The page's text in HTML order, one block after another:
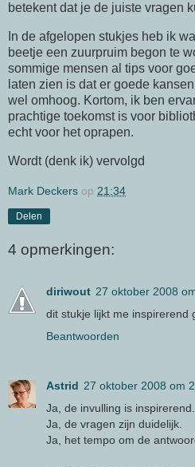
betekent dat je de juiste vragen
In de afgelopen stukjes heb ik
beetje een zuurpruim begon te
sommige mensen al tips voor
laten zien is dat er goede
wel omhoog. Kortom, ik ben
prachtige toekomst is voor
echt voor het oprapen.
Wordt (denk ik) vervolgd
Mark Deckers op 21:34
Delen
4 opmerkingen:
diriwout 27 oktober 2008
dit stukje lijkt me inspirerend
Beantwoorden
Astrid 27 oktober 2008 om
Ja, de invulling is inspirerend.
Ja, de vragen zijn duidelijk.
Ja, het tempo om de